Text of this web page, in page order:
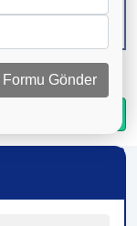
YATAK ODASI
Formu Gönder